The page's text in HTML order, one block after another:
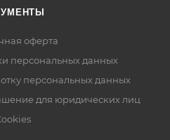
оферта
персональных данных
персональных данных
для юридических лиц